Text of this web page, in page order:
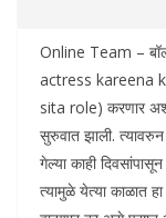
Online Team –
actress kareena
sita role) करणार
सुरुवात झाली.
गेल्या काही
त्यामुळे येत्या काळात हा